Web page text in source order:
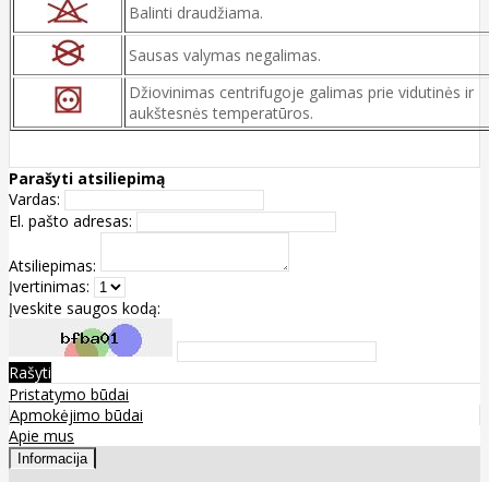
Balinti draudžiama.
Sausas valymas negalimas.
Džiovinimas centrifugoje galimas prie vidutinės ir
aukštesnės temperatūros.
Parašyti atsiliepimą
Vardas:
El. pašto adresas:
Atsiliepimas:
Įvertinimas:
Įveskite saugos kodą:
Rašyti
Pristatymo būdai
Apmokėjimo būdai
Apie mus
Informacija